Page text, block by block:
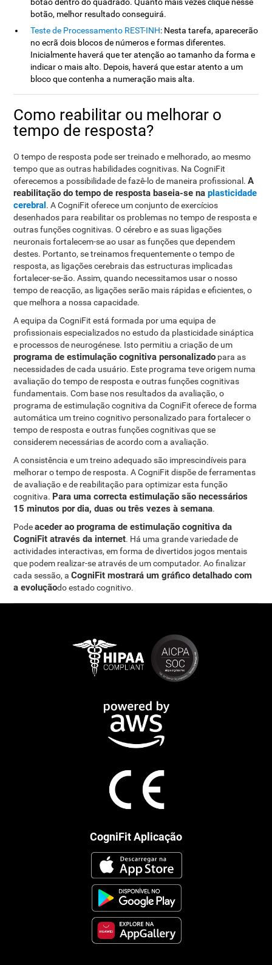
botão, melhor resultado conseguirá.
Teste de Processamento REST-INH: Nesta tarefa, aparecerão
no ecrã dois blocos de números e formas diferentes.
Inicialmente haverá que ter atenção ao tamanho da forma e
indicar o mais alto. Depois, haverá que estar atento a um
bloco que contenha a numeração mais alta.
Como reabilitar ou melhorar o
tempo de resposta?
O tempo de resposta pode ser treinado e melhorado, ao mesmo
tempo que as outras habilidades cognitivas. Na CogniFit
oferecemos a possibilidade de fazê-lo de maneira profissional.A
reabilitação do tempo de resposta baseia-se naplasticidade
cerebral. A CogniFit oferece um conjunto de exercícios
desenhados para reabilitar os problemas no tempo de resposta e
outras funções cognitivas. O cérebro e as suas ligações
neuronais fortalecem-se ao usar as funções que dependem
destes. Portanto, se treinamos frequentemente o tempo de
resposta, as ligações cerebrais das estructuras implicadas
fortalecer-se-ão. Assim, quando necessitamos usar o nosso
tempo de reacção, as ligações serão mais rápidas e eficientes, o
que melhora a nossa capacidade.
A equipa da CogniFit está formada por uma equipa de
profissionais especializados no estudo da plasticidade sináptica
e processos de neurogénese. Isto permitiu a criação de um
programa de estimulação cognitiva personalizado para as
necessidades de cada usuário. Este programa teve origem numa
avaliação do tempo de resposta e outras funções cognitivas
fundamentais. Com base nos resultados da avaliação, o
programa de estimulação cognitiva da CogniFit oferece de forma
automática um treino cognitivo personalizado para fortalecer o
tempo de resposta e outras funções cognitivas que se
considerem necessárias de acordo com a avaliação.
A consistência e um treino adequado são imprescindíveis para
melhorar o tempo de resposta. A CogniFit dispõe de ferramentas
de avaliação e de reabilitação para optimizar esta função
cognitiva. Para uma correcta estimulação são necessários
15 minutos por dia, duas ou três vezes à semana.
Podeaceder ao programa de estimulação cognitiva da
CogniFit através da internet. Há uma grande variedade de
actividades interactivas, em forma de divertidos jogos mentais
que podem realizar-se através de um computador. Ao finalizar
cada sessão, aCogniFit mostrará um gráfico detalhado com
a evoluçãodo estado cognitivo.
CogniFit Aplicação